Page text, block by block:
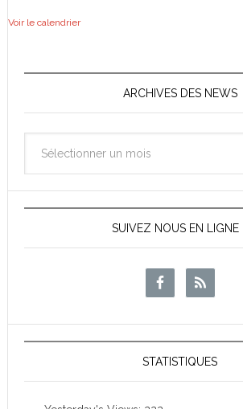
Voir le calendrier
ARCHIVES DES NEWS
des
News
SUIVEZ NOUS EN LIGNE …
STATISTIQUES